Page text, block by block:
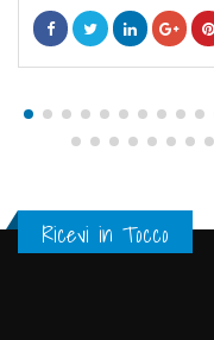
Ricevi in Tocco